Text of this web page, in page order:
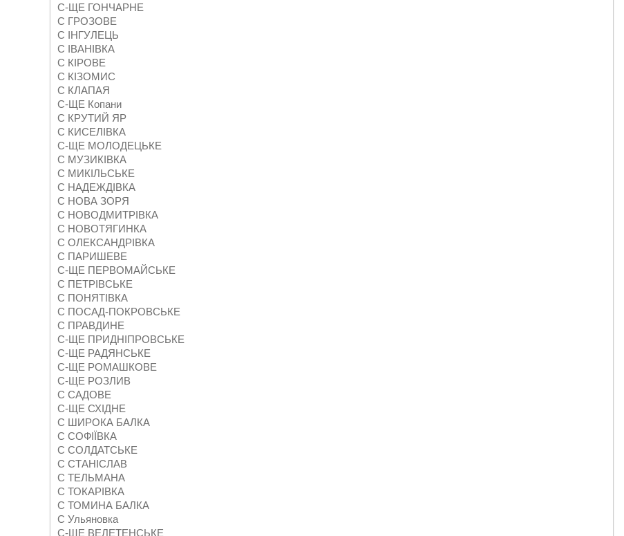
С-ЩЕ ГОНЧАРНЕ
С ГРОЗОВЕ
С ІНГУЛЕЦЬ
С ІВАНІВКА
С КІРОВЕ
С КІЗОМИС
С КЛАПАЯ
С-ЩЕ Копани
С КРУТИЙ ЯР
С КИСЕЛІВКА
С-ЩЕ МОЛОДЕЦЬКЕ
С МУЗИКІВКА
С МИКІЛЬСЬКЕ
С НАДЕЖДІВКА
С НОВА ЗОРЯ
С НОВОДМИТРІВКА
С НОВОТЯГИНКА
С ОЛЕКСАНДРІВКА
С ПАРИШЕВЕ
С-ЩЕ ПЕРВОМАЙСЬКЕ
С ПЕТРІВСЬКЕ
С ПОНЯТІВКА
С ПОСАД-ПОКРОВСЬКЕ
С ПРАВДИНЕ
С-ЩЕ ПРИДНІПРОВСЬКЕ
С-ЩЕ РАДЯНСЬКЕ
С-ЩЕ РОМАШКОВЕ
С-ЩЕ РОЗЛИВ
С САДОВЕ
С-ЩЕ СХІДНЕ
С ШИРОКА БАЛКА
С СОФІЇВКА
С СОЛДАТСЬКЕ
С СТАНІСЛАВ
С ТЕЛЬМАНА
С ТОКАРІВКА
С ТОМИНА БАЛКА
С Ульяновка
С-ЩЕ ВЕЛЕТЕНСЬКЕ